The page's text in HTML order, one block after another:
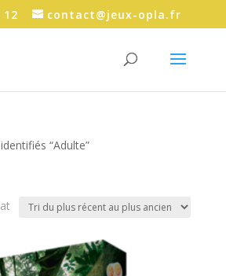
12 contact@jeux-opla.fr
“Adulte”